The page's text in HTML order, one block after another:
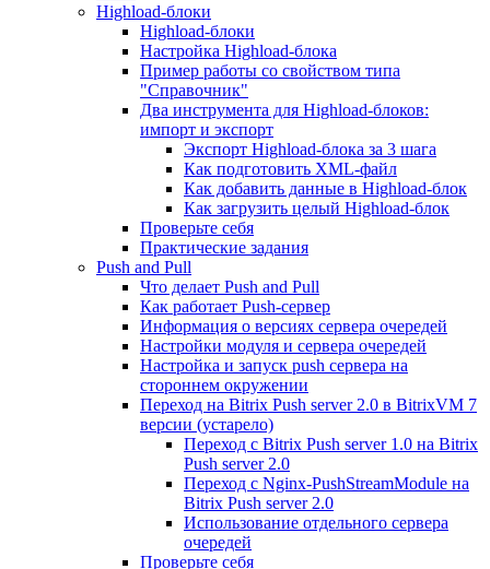
Highload-блоки
Highload-блоки
Настройка Highload-блока
Пример работы со свойством типа
"Справочник"
Два инструмента для Highload-блоков:
импорт и экспорт
Экспорт Highload-блока за 3 шага
Как подготовить XML-файл
Как добавить данные в Highload-блок
Как загрузить целый Highload-блок
Проверьте себя
Практические задания
Push and Pull
Что делает Push and Pull
Как работает Push-сервер
Информация о версиях сервера очередей
Настройки модуля и сервера очередей
Настройка и запуск push сервера на
стороннем окружении
Переход на Bitrix Push server 2.0 в BitrixVM 7
версии (устарело)
Переход с Bitrix Push server 1.0 на Bitrix
Push server 2.0
Переход с Nginx-PushStreamModule на
Bitrix Push server 2.0
Использование отдельного сервера
очередей
Проверьте себя